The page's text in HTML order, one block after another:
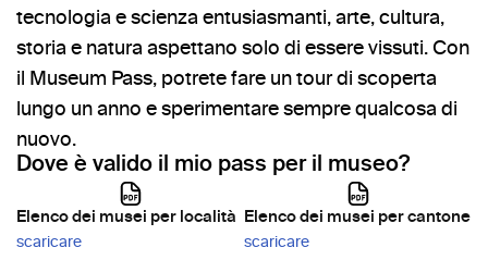
tecnologia e scienza entusiasmanti, arte, cultura,
storia e natura aspettano solo di essere vissuti. Con
il Museum Pass, potrete fare un tour di scoperta
lungo un anno e sperimentare sempre qualcosa di
nuovo.
Dove è valido il mio pass per il museo?
Elenco dei musei per località
scaricare
Elenco dei musei per cantone
scaricare